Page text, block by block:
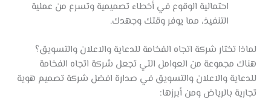
احتمالية الوقوع في أخطاء تصميمية وتسرع من عملية
التنفيذ، مما يوفر وقتك وجهدك.
لماذا تختار شركة اتجاه الفخامة للدعاية والاعلان والتسويق؟
هناك مجموعة من العوامل التي تجعل شركة اتجاه الفخامة
للدعاية والاعلان والتسويق في صدارة افضل شركة تصميم هوية
تجارية بالرياض ومن أبرزها: